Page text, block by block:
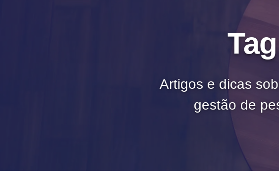
Artigos e dicas
gestão de